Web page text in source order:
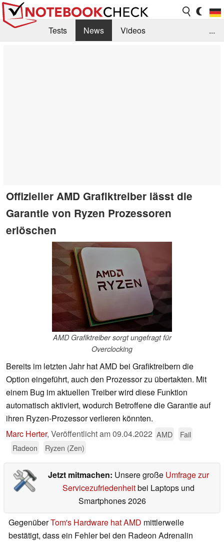
Tests News
Videos
...
Offizieller AMD Grafiktreiber lässt die
Garantie von Ryzen Prozessoren
erlöschen
AMD Grafiktreiber sorgt ungefragt für
Overclocking
Bereits im letzten Jahr hat AMD bei Grafiktreibern die
Option eingeführt, auch den Prozessor zu übertakten. Mit
einem Bug im aktuellen Treiber wird diese Funktion
automatisch aktiviert, wodurch Betroffene die Garantie auf
ihren Ryzen-Prozessor verlieren könnten.
Marc Herter, Veröffentlicht am09.04.2022 AMD
Fail
Radeon
Ryzen (Zen)
Jetzt mitmachen: Unsere große Umfrage zur
Servicezufriedenheitbei Laptops und
Smartphones 2026
GegenüberTom's Hardware hat AMD mittlerweile
bestätigt, dass ein Fehler bei den Radeon Adrenalin